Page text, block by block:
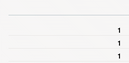
1
1
1